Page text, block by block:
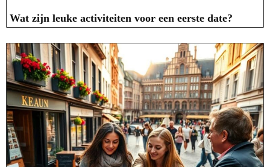
Wat zijn leuke activiteiten voor een eerste date?